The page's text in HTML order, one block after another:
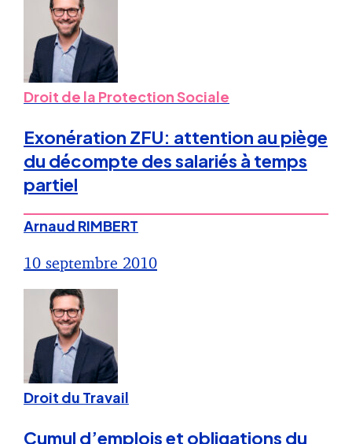
Droit de la Protection Sociale
Exonération ZFU: attention au piège
du décompte des salariés à temps
partiel
Arnaud RIMBERT
10 septembre 2010
Droit du Travail
Cumul d’emplois et obligations du